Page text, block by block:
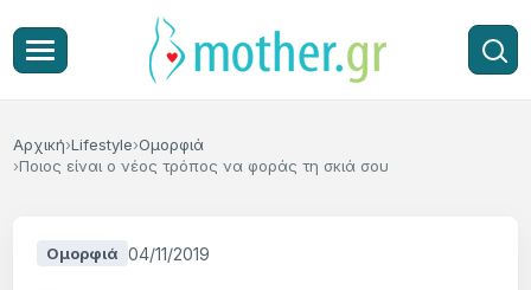
Αρχική Lifestyle Ομορφιά
Ποιος είναι ο νέος τρόπος να φοράς τη σκιά σου
Ομορφιά 04/11/2019